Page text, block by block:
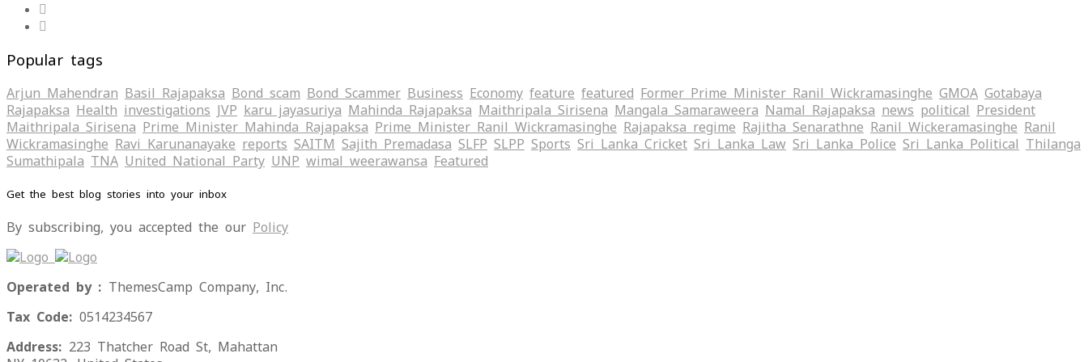
Popular tags
Arjun Mahendran Basil Rajapaksa Bond scam Bond Scammer Business Economy feature featured Former Prime Minister Ranil Wickramasinghe GMOA Gotabaya
Rajapaksa Health investigations JVP karu jayasuriya Mahinda Rajapaksa Maithripala Sirisena Mangala Samaraweera Namal Rajapaksa news political President
Maithripala Sirisena Prime Minister Mahinda Rajapaksa Prime Minister Ranil Wickramasinghe Rajapaksa regime Rajitha Senarathne Ranil Wickeramasinghe Ranil
Wickramasinghe Ravi Karunanayake reports SAITM Sajith Premadasa SLFP SLPP Sports Sri Lanka Cricket Sri Lanka Law Sri Lanka Police Sri Lanka Political Thilanga
Sumathipala TNA United National Party UNP wimal weerawansa ‍Featured
Get the best blog stories into your inbox
By subscribing, you accepted the our Policy
Operated by : ThemesCamp Company, Inc.
Tax Code: 0514234567
Address: 223 Thatcher Road St, Mahattan